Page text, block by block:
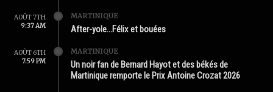
AOÛT 7TH
9:37 AM
MARTINIQUE
After-yole…Félix et bouées
AOÛT 6TH
7:59 PM
MARTINIQUE
Un noir fan de Bernard Hayot et des békés de
Martinique remporte le Prix Antoine Crozat 2026